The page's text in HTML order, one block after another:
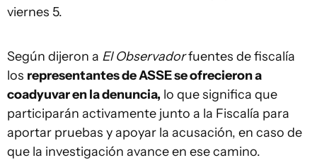
viernes 5.
Según dijeron a El Observadorfuentes de fiscalía
los representantes de ASSE se ofrecieron a
coadyuvar en la denuncia, lo que significa que
participarán activamente junto a la Fiscalía para
aportar pruebas y apoyar la acusación, en caso de
que la investigación avance en ese camino.